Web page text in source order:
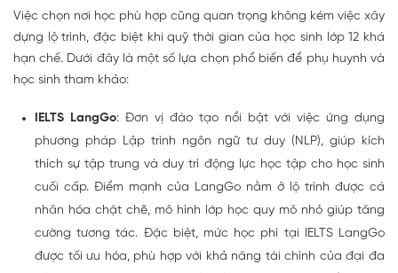
Việc chọn nơi học phù hợp cũng quan trọng không kém việc xây
dựng lộ trình, đặc biệt khi quỹ thời gian của học sinh lớp 12 khá
hạn chế. Dưới đây là một số lựa chọn phổ biến để phụ huynh và
học sinh tham khảo:
IELTS LangGo: Đơn vị đào tạo nổi bật với việc ứng dụng
phương pháp Lập trình ngôn ngữ tư duy (NLP), giúp kích
thích sự tập trung và duy trì động lực học tập cho học sinh
cuối cấp. Điểm mạnh của LangGo nằm ở lộ trình được cá
nhân hóa chặt chẽ, mô hình lớp học quy mô nhỏ giúp tăng
cường tương tác. Đặc biệt, mức học phí tại IELTS LangGo
được tối ưu hóa, phù hợp với khả năng tài chính của đại đa